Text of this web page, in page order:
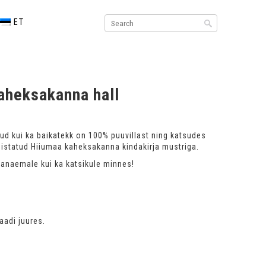
ET
hall
kui ka baikatekk on 100% puuvillast ning katsudes
Hiiumaa kaheksakanna kindakirja mustriga.
kui ka katsikule minnes!
juures.